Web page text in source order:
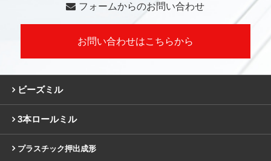
フォームからのお問い合わせ
お問い合わせはこちらから
ビーズミル
3本ロールミル
プラスチック押出成形